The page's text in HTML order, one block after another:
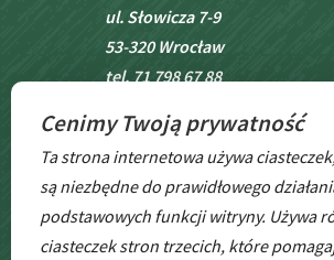
ul. Słowicza 7-9
53-320 Wrocław
tel. 71 798 67 88
BIP
Cenimy Twoją prywatność
Ta strona internetowa używa
są niezbędne do prawidłowego
podstawowych funkcji witryny. Używa
ciasteczek stron trzecich, które